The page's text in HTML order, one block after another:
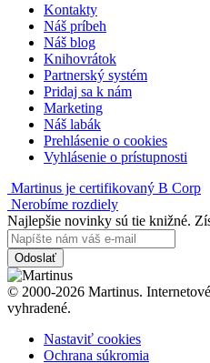
Kontakty
Náš príbeh
Náš blog
Knihovrátok
Partnerský systém
Pridaj sa k nám
Marketing
Náš labák
Prehlásenie o cookies
Vyhlásenie o prístupnosti
Martinus je certifikovaný B Corp
Nerobíme rozdiely
Najlepšie novinky sú tie knižné.
Odoslať
© 2000-2026 Martinus.
vyhradené.
Nastaviť cookies
Ochrana súkromia